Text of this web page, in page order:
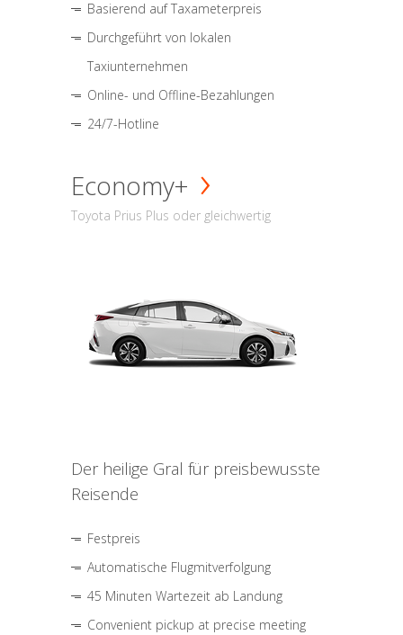
Basierend auf Taxameterpreis
Durchgeführt von lokalen
Taxiunternehmen
Online- und Offline-Bezahlungen
24/7-Hotline
Economy+
Toyota Prius Plus oder gleichwertig
Der heilige Gral für preisbewusste
Reisende
Festpreis
Automatische Flugmitverfolgung
45 Minuten Wartezeit ab Landung
Convenient pickup at precise meeting